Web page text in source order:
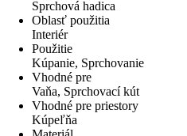
Sprchová hadica
Oblasť použitia
Interiér
Použitie
Kúpanie, Sprchovanie
Vhodné pre
Vaňa, Sprchovací kút
Vhodné pre priestory
Kúpeľňa